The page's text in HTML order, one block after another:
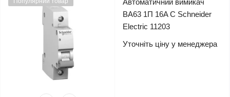
Автоматичний вимикач
ВА63 1П 16A C Schneider
Electric 11203
Уточніть ціну у менеджера